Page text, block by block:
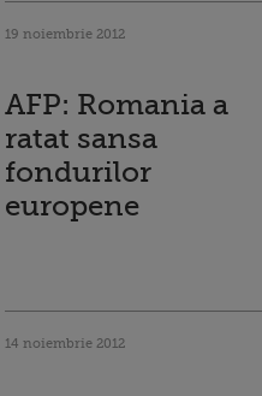
19 noiembrie 2012
AFP: Romania a
ratat sansa
fondurilor
europene
14 noiembrie 2012